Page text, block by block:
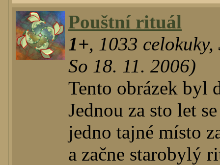
Pouštní rituál
1+, 1033 celokuky,
So 18. 11. 2006)
Tento obrázek byl
Jednou za sto let
jedno tajné místo
a začne starobylý